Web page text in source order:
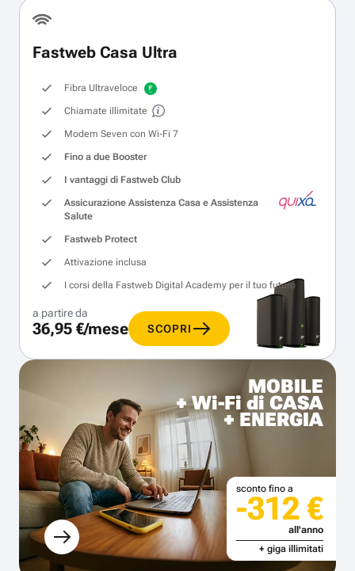
Fastweb Casa Ultra
Fibra Ultraveloce
Chiamate illimitate
Modem Seven con Wi‑Fi 7
Fino a due Booster
I vantaggi di Fastweb Club
Assicurazione Assistenza Casa e Assistenza
Salute
Fastweb Protect
Attivazione inclusa
I corsi della Fastweb Digital Academy per il tuo futuro
a partire da
36,95 €/mese SCOPRI
MOBILE
+ Wi-Fi di CASA
+ ENERGIA
sconto fino a
-312 €
all'anno
+ giga illimitati